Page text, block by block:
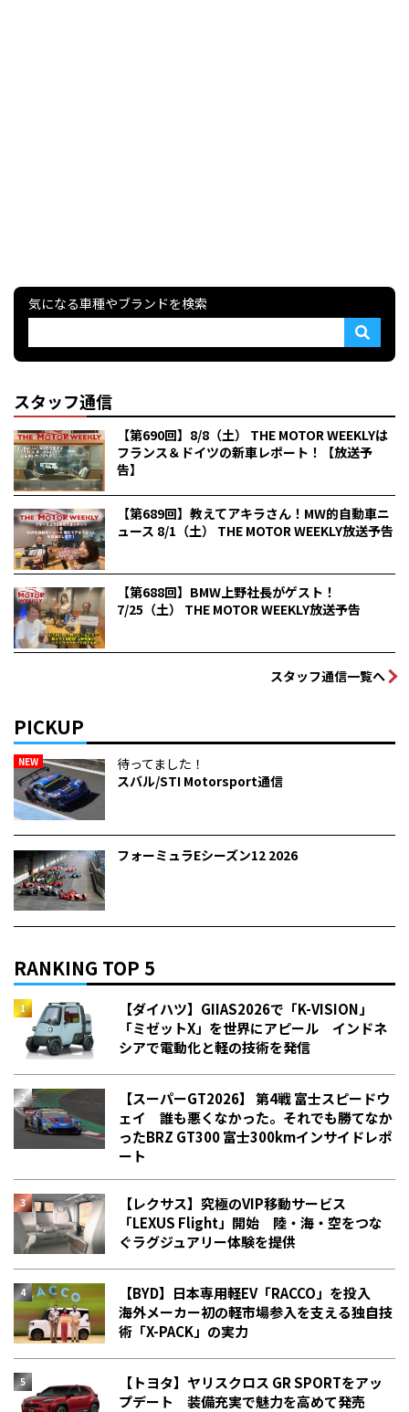
気になる車種やブランドを検索
スタッフ通信
【第690回】8/8（土） THE MOTOR WEEKLYは
フランス＆ドイツの新車レポート！【放送予
告】
【第689回】教えてアキラさん！MW的自動車ニ
ュース 8/1（土） THE MOTOR WEEKLY放送予告
【第688回】BMW上野社長がゲスト！
7/25（土） THE MOTOR WEEKLY放送予告
スタッフ通信一覧へ
PICKUP
NEW
待ってました！
スバル/STI Motorsport通信
フォーミュラEシーズン12 2026
RANKING TOP 5
【ダイハツ】GIIAS2026で「K-VISION」
「ミゼットX」を世界にアピール インドネ
シアで電動化と軽の技術を発信
【スーパーGT2026】 第4戦 富士スピードウ
ェイ 誰も悪くなかった。それでも勝てなか
った――BRZ GT300 富士300kmインサイドレポ
ート
【レクサス】究極のVIP移動サービス
「LEXUS Flight」開始 陸・海・空をつな
ぐラグジュアリー体験を提供
【BYD】日本専用軽EV「RACCO」を投入
海外メーカー初の軽市場参入を支える独自技
術「X-PACK」の実力
【トヨタ】ヤリスクロス GR SPORTをアッ
プデート 装備充実で魅力を高めて発売